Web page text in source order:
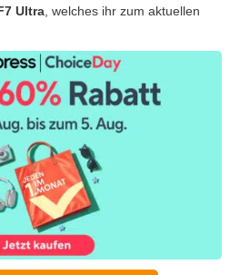
Ultra, welches ihr zum aktuellen